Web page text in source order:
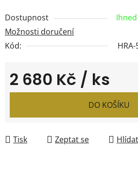
Dostupnost
Možnosti doručení
Kód:
2 680 Kč / ks
Měrná cena:
DO KOŠÍKU
Tisk Zeptat se Hlídat